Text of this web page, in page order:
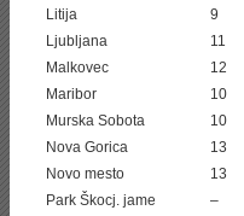
Litija
9
Ljubljana
11
Malkovec
12
Maribor
10
Murska Sobota
10
Nova Gorica
13
Novo mesto
13
Park Škocj. jame
–